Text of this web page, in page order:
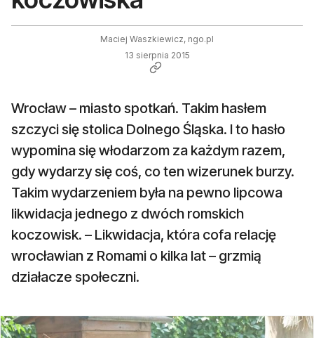
Maciej Waszkiewicz, ngo.pl
13 sierpnia 2015
Wrocław – miasto spotkań. Takim hasłem
szczyci się stolica Dolnego Śląska. I to hasło
wypomina się włodarzom za każdym razem,
gdy wydarzy się coś, co ten wizerunek burzy.
Takim wydarzeniem była na pewno lipcowa
likwidacja jednego z dwóch romskich
koczowisk. – Likwidacja, która cofa relację
wrocławian z Romami o kilka lat – grzmią
działacze społeczni.